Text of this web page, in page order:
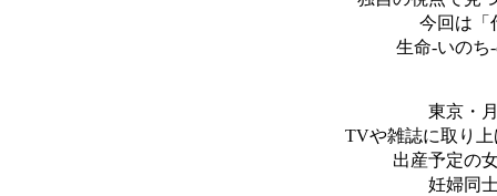
今回は「
生命-いのち
東京・
TVや雑誌に取り
出産予定の
妊婦同